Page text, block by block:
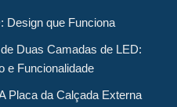
Design que Funciona
Duas Camadas de LED:
e Funcionalidade
Placa da Calçada Externa